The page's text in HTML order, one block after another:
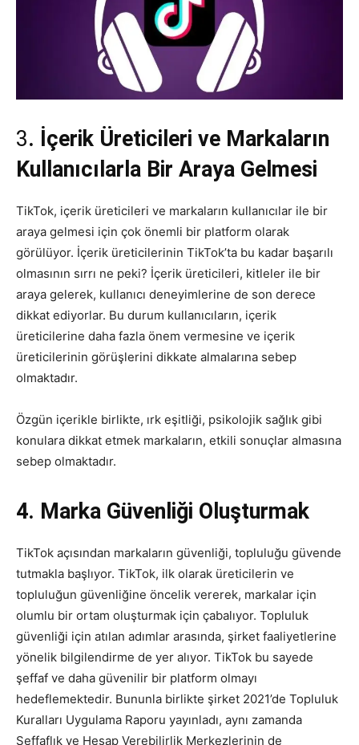
3. İçerik Üreticileri ve Markaların
Kullanıcılarla Bir Araya Gelmesi
TikTok, içerik üreticileri ve markaların kullanıcılar ile bir
araya gelmesi için çok önemli bir platform olarak
görülüyor. İçerik üreticilerinin TikTok’ta bu kadar başarılı
olmasının sırrı ne peki? İçerik üreticileri, kitleler ile bir
araya gelerek, kullanıcı deneyimlerine de son derece
dikkat ediyorlar. Bu durum kullanıcıların, içerik
üreticilerine daha fazla önem vermesine ve içerik
üreticilerinin görüşlerini dikkate almalarına sebep
olmaktadır.
Özgün içerikle birlikte, ırk eşitliği, psikolojik sağlık gibi
konulara dikkat etmek markaların, etkili sonuçlar almasına
sebep olmaktadır.
4. Marka Güvenliği Oluşturmak
TikTok açısından markaların güvenliği, topluluğu güvende
tutmakla başlıyor. TikTok, ilk olarak üreticilerin ve
topluluğun güvenliğine öncelik vererek, markalar için
olumlu bir ortam oluşturmak için çabalıyor. Topluluk
güvenliği için atılan adımlar arasında, şirket faaliyetlerine
yönelik bilgilendirme de yer alıyor. TikTok bu sayede
şeffaf ve daha güvenilir bir platform olmayı
hedeflemektedir. Bununla birlikte şirket 2021’de Topluluk
Kuralları Uygulama Raporu yayınladı, aynı zamanda
Şeffaflık ve Hesap Verebilirlik Merkezlerinin de